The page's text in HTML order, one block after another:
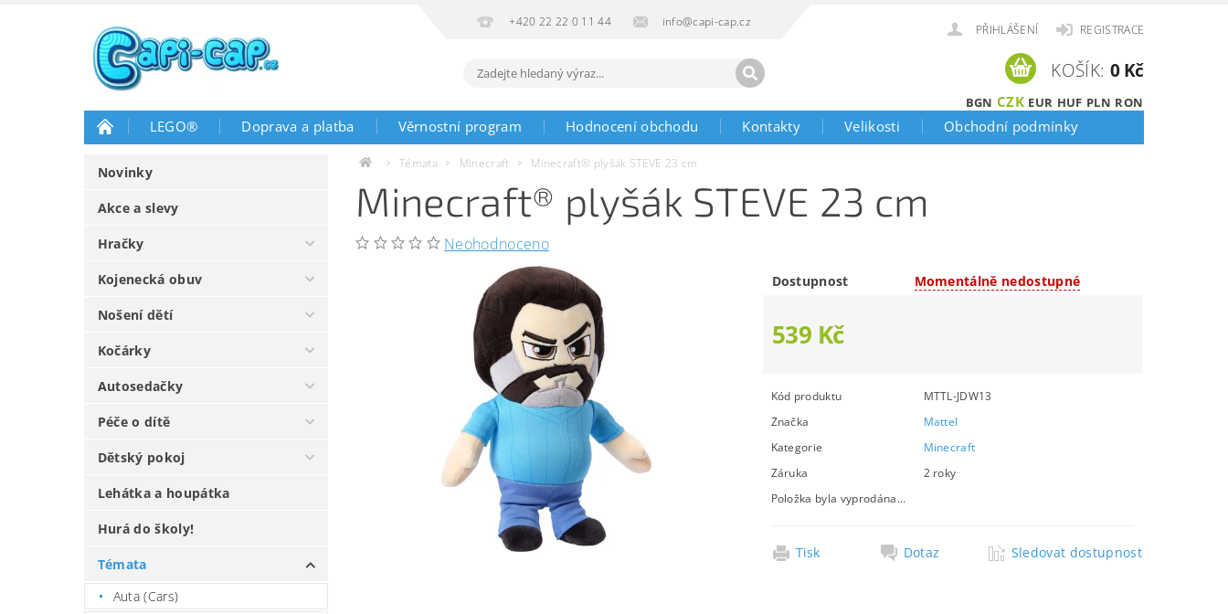
+420 22 22 0 11 44 info@capi-cap.cz
PŘIHLÁŠENÍ REGISTRACE
BGN CZK EUR HUF PLN RON
KOŠÍK: 0 Kč
LEGO® Doprava a platba Věrnostní program Hodnocení obchodu Kontakty Velikosti Obchodní podmínky
Novinky
Akce a slevy
Hračky
Kojenecká obuv
Nošení dětí
Kočárky
Autosedačky
Péče o dítě
Dětský pokoj
Lehátka a houpátka
Hurá do školy!
Témata
Auta (Cars)
Témata Minecraft Minecraft® plyšák STEVE 23 cm
Minecraft® plyšák STEVE 23 cm
Neohodnoceno
Dostupnost Momentálně nedostupné
539 Kč
Kód produktu
MTTL-JDW13
Značka
Mattel
Kategorie
Minecraft
Záruka
2 roky
Položka byla vyprodána...
Tisk Dotaz Sledovat dostupnost